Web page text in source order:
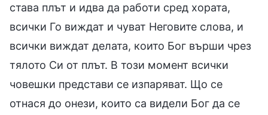
става плът и идва да работи сред хората,
всички Го виждат и чуват Неговите слова, и
всички виждат делата, които Бог върши чрез
тялото Си от плът. В този момент всички
човешки представи се изпаряват. Що се
отнася до онези, които са видели Бог да се